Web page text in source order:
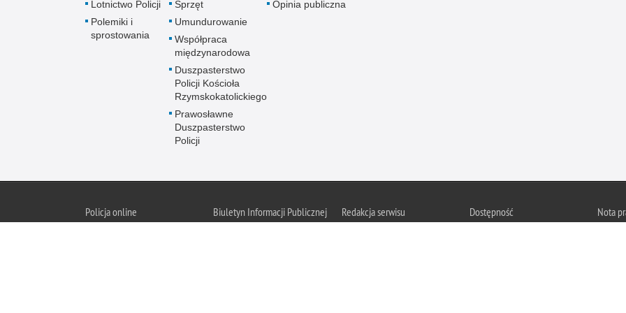
Lotnictwo Policji
Polemiki i
sprostowania
Sprzęt
Umundurowanie
Współpraca
międzynarodowa
Duszpasterstwo
Policji Kościoła
Rzymskokatolickiego
Prawosławne
Duszpasterstwo
Policji
Opinia publiczna
Policjaonline
Biuletyn Informacji Publicznej
Redakcja serwisu
Dostępność
Nota